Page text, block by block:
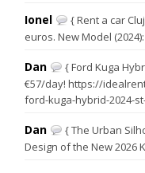
Ionel
{ Rent a car
euros. New Model
Dan
{ Ford Kuga
€57/day! https://
ford-kuga-hybrid-2024-
Dan
{ The Urban
Design of the New 2026